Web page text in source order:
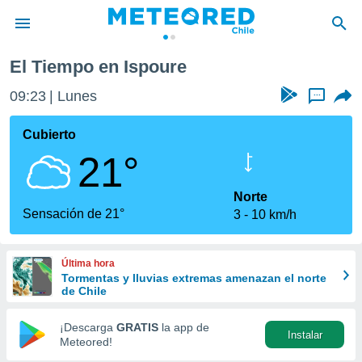
de
por
se
calidad.
a este
las
y
forma
digital
basada
El Tiempo en Ispoure
09:23 Lunes ...
Cubierto
21°
Sensación de 21°
Norte
3
10 km/h
Última hora
Tormentas y lluvias extremas amenazan el norte
de Chile
¡Descarga GRATIS la app de
Meteored!
Instalar